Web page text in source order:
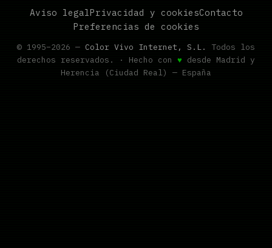
Aviso legalPrivacidad y cookiesContacto
Preferencias de cookies
© 1995–2026 — Color Vivo Internet, S.L.
Todos los
derechos reservados. · Hecho con ♥ desde Madrid y
Herencia (Ciudad Real) — España